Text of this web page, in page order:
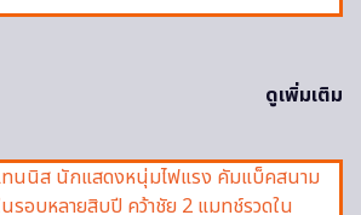
ดูเพิ่มเติม